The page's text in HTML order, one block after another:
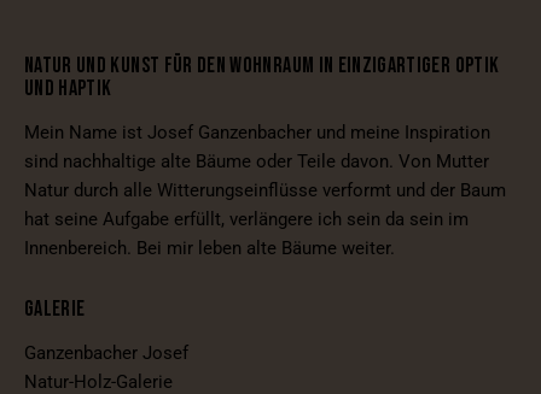
NATUR UND KUNST FÜR DEN WOHNRAUM IN EINZIGARTIGER OPTIK
UND HAPTIK
Mein Name ist Josef Ganzenbacher und meine Inspiration
sind nachhaltige alte Bäume oder Teile davon. Von Mutter
Natur durch alle Witterungseinflüsse verformt und der Baum
hat seine Aufgabe erfüllt, verlängere ich sein da sein im
Innenbereich. Bei mir leben alte Bäume weiter.
GALERIE
Ganzenbacher Josef
Natur-Holz-Galerie